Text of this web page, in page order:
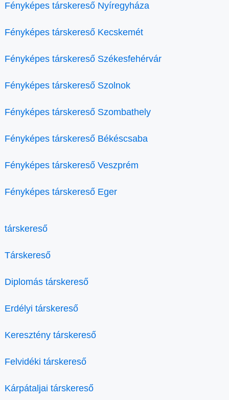
Fényképes társkereső Nyíregyháza
Fényképes társkereső Kecskemét
Fényképes társkereső Székesfehérvár
Fényképes társkereső Szolnok
Fényképes társkereső Szombathely
Fényképes társkereső Békéscsaba
Fényképes társkereső Veszprém
Fényképes társkereső Eger
társkereső
Társkereső
Diplomás társkereső
Erdélyi társkereső
Keresztény társkereső
Felvidéki társkereső
Kárpátaljai társkereső